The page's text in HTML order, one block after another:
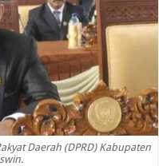
Daerah (DPRD) Kabupaten